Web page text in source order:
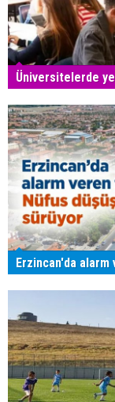
Üniversitelerde
Erzincan'da